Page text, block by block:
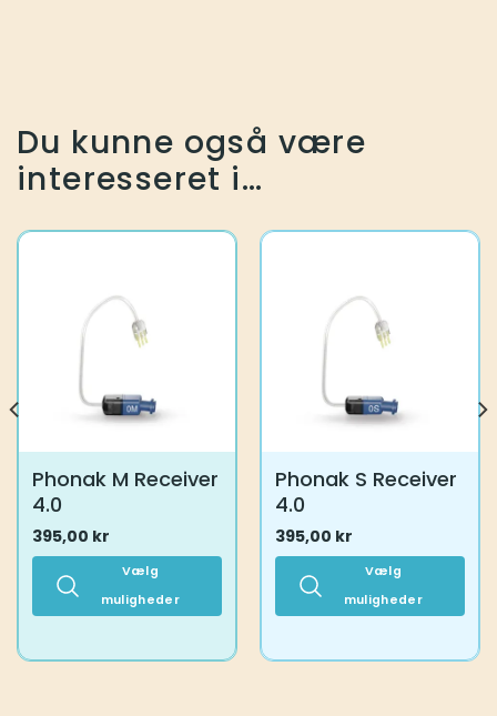
Du kunne også være
interesseret i…
Phonak M Receiver
4.0
395,00 kr
Vælg
muligheder
Phonak S Receiver
4.0
395,00 kr
Vælg
muligheder